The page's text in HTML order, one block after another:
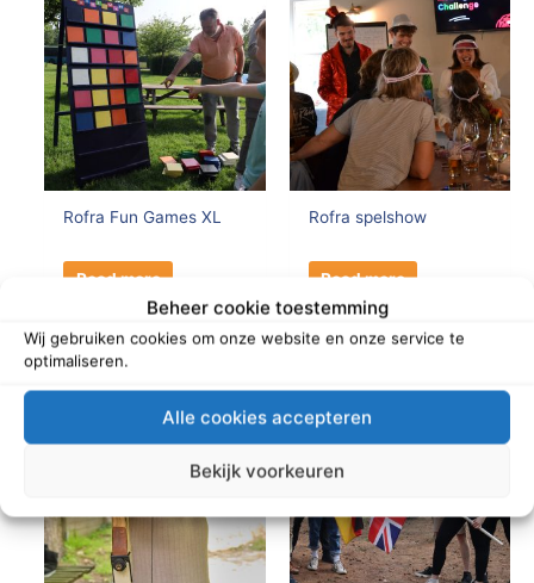
Beheer cookie toestemming
Wij gebruiken cookies om onze website en onze service te
optimaliseren.
Alle cookies accepteren
Bekijk voorkeuren
Rofra Fun Games XL
Read more
Rofra spelshow
Read more